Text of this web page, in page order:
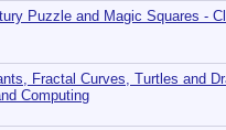
Puzzle and Magic Squares -
Fractal Curves, Turtles and
Computing